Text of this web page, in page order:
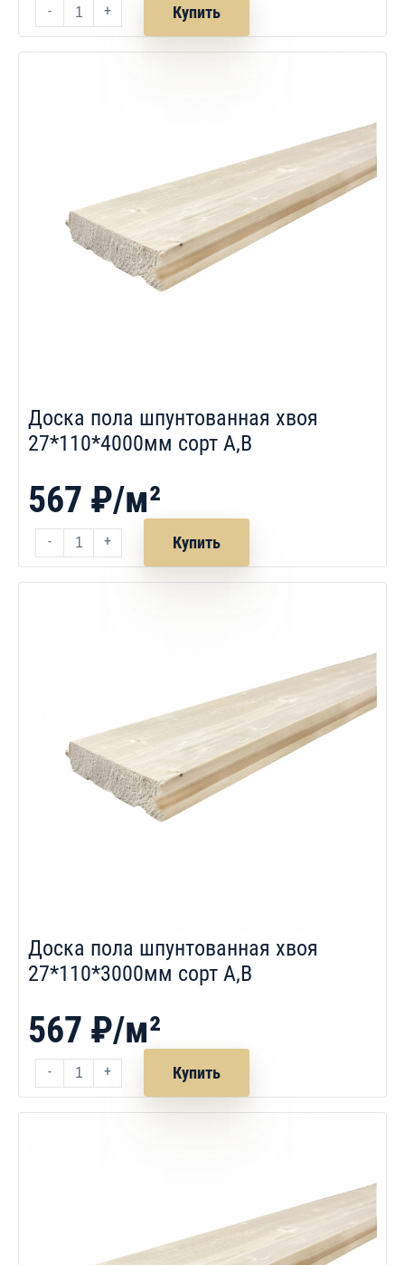
- + Купить
Доска пола шпунтованная хвоя
27*110*4000мм сорт A,B
567 ₽/м²
- + Купить
Доска пола шпунтованная хвоя
27*110*3000мм сорт A,B
567 ₽/м²
- + Купить